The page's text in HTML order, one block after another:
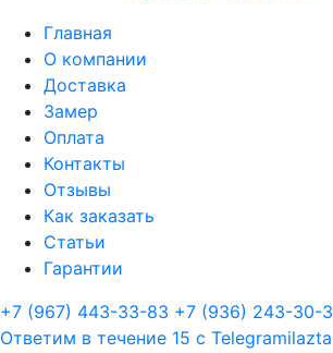
Главная
О компании
Доставка
Замер
Оплата
Контакты
Отзывы
Как заказать
Статьи
Гарантии
+7 (967) 443-33-83 +7 (936) 243-30-
Ответим в течение 15 с Telegram